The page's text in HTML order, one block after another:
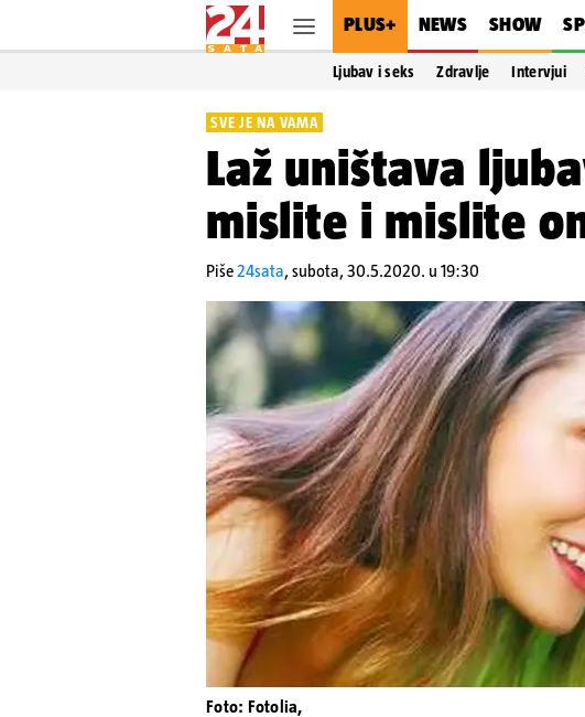
PLUS+ NEWS SHOW
Ljubav i seks Zdravlje Intervjui
SVE JE NA VAMA
Laž uništava
mislite i mislite
Piše24sata,subota, 30.5.2020. u 19:30
Foto: Fotolia,